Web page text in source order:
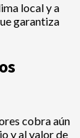
local y a
garantiza
cobra aún
y al valor de